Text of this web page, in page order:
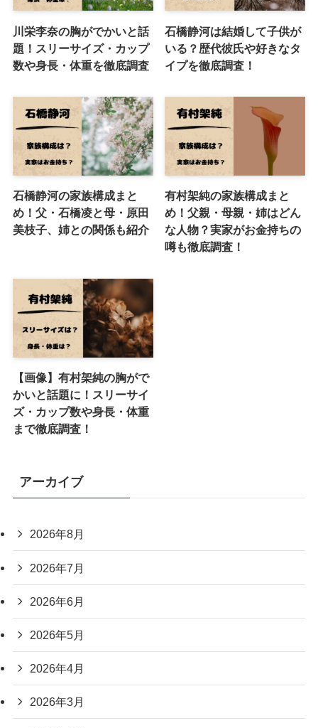
川栄李奈の胸がでかいと話
題！スリーサイズ・カップ
数や身長・体重を徹底調査
石橋静河は結婚して子供が
いる？歴代彼氏や好きなタ
イプを徹底調査！
石橋静河の家族構成まと
め！父・石橋凌と母・原田
美枝子、姉との関係も紹介
有村架純の家族構成まと
め！父親・母親・姉はどん
な人物？実家がお金持ちの
噂も徹底調査！
【画像】有村架純の胸がで
かいと話題に！スリーサイ
ズ・カップ数や身長・体重
まで徹底調査！
アーカイブ
2026年8月
2026年7月
2026年6月
2026年5月
2026年4月
2026年3月